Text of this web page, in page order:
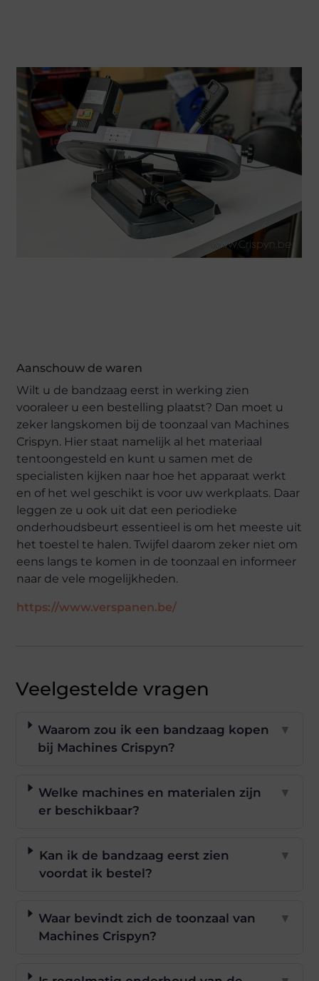
Aanschouw de waren
Wilt u de bandzaag eerst in werking zien
vooraleer u een bestelling plaatst? Dan moet u
zeker langskomen bij de toonzaal van Machines
Crispyn. Hier staat namelijk al het materiaal
tentoongesteld en kunt u samen met de
specialisten kijken naar hoe het apparaat werkt
en of het wel geschikt is voor uw werkplaats. Daar
leggen ze u ook uit dat een periodieke
onderhoudsbeurt essentieel is om het meeste uit
het toestel te halen. Twijfel daarom zeker niet om
eens langs te komen in de toonzaal en informeer
naar de vele mogelijkheden.
https://www.verspanen.be/
Veelgestelde vragen
Waarom zou ik een bandzaag kopen
bij Machines Crispyn?
▼
Welke machines en materialen zijn
er beschikbaar?
▼
Kan ik de bandzaag eerst zien
voordat ik bestel?
▼
Waar bevindt zich de toonzaal van
Machines Crispyn?
▼